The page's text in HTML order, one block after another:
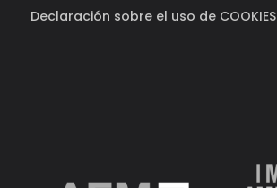
Declaración sobre el uso de COOKIES